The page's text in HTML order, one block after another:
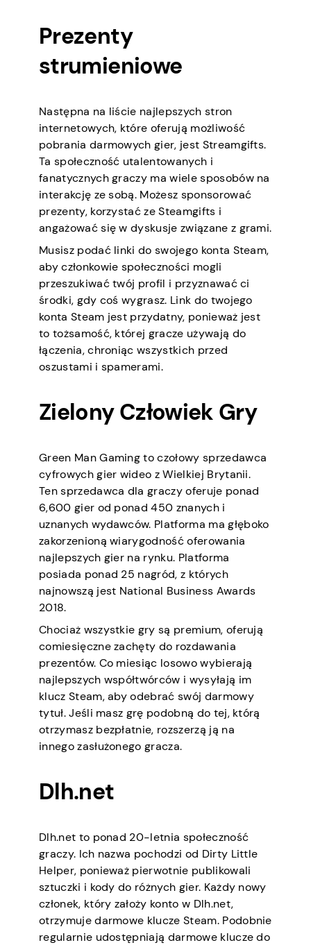
Prezenty
strumieniowe
Następna na liście najlepszych stron
internetowych, które oferują możliwość
pobrania darmowych gier, jest Streamgifts.
Ta społeczność utalentowanych i
fanatycznych graczy ma wiele sposobów na
interakcję ze sobą. Możesz sponsorować
prezenty, korzystać ze Steamgifts i
angażować się w dyskusje związane z grami.
Musisz podać linki do swojego konta Steam,
aby członkowie społeczności mogli
przeszukiwać twój profil i przyznawać ci
środki, gdy coś wygrasz. Link do twojego
konta Steam jest przydatny, ponieważ jest
to tożsamość, której gracze używają do
łączenia, chroniąc wszystkich przed
oszustami i spamerami.
Zielony Człowiek Gry
Green Man Gaming to czołowy sprzedawca
cyfrowych gier wideo z Wielkiej Brytanii.
Ten sprzedawca dla graczy oferuje ponad
6,600 gier od ponad 450 znanych i
uznanych wydawców. Platforma ma głęboko
zakorzenioną wiarygodność oferowania
najlepszych gier na rynku. Platforma
posiada ponad 25 nagród, z których
najnowszą jest National Business Awards
2018.
Chociaż wszystkie gry są premium, oferują
comiesięczne zachęty do rozdawania
prezentów. Co miesiąc losowo wybierają
najlepszych współtwórców i wysyłają im
klucz Steam, aby odebrać swój darmowy
tytuł. Jeśli masz grę podobną do tej, którą
otrzymasz bezpłatnie, rozszerzą ją na
innego zasłużonego gracza.
Dlh.net
Dlh.net to ponad 20-letnia społeczność
graczy. Ich nazwa pochodzi od Dirty Little
Helper, ponieważ pierwotnie publikowali
sztuczki i kody do różnych gier. Każdy nowy
członek, który założy konto w Dlh.net,
otrzymuje darmowe klucze Steam. Podobnie
regularnie udostępniają darmowe klucze do